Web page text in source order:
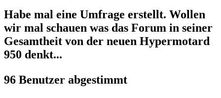
Habe mal eine Umfrage erstellt. Wollen
wir mal schauen was das Forum in seiner
Gesamtheit von der neuen Hypermotard
950 denkt...
96 Benutzer abgestimmt